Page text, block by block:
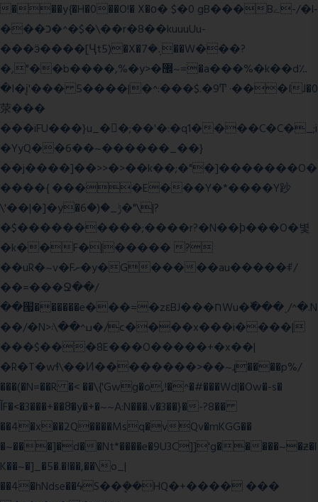
���y{�H�0��O!� X�о� $�0 gB���Bے-/�l-
���כ�^�$�\��r�8��kuuuUu-
���ӭ����[Ҷt5)�X�܉�7��W���?
�,"��b����,%�y>�޼~=�a���%�k��d؉
�I�į'��� 5����|�^:���$.�9Ͳ ·���IJ�0
荥���
���iFU���}u_��;��'�:�q1����C�C�_;i
�YyQ��6��~������_��}
��j����]��>>�>��k��;�"�]�������O�
����{ ����E���Y�*����Y䟞
\'��|�]�y�ݱ_�(�6�"\|?
�$����������;����r?�N��ϸ���O�볓
�k��F�|����� ?
��uR�~v�Fށ�y�G�����au�����ꑷ/
��=���Ջ��/
��՗������e���=�zεBJ���חWu�߰���˯/^�.N
��/�N>ߎ^��\܃�/c����x���i����|
���$���ܿ8E���O�����+�x��|
�R�T�wɬ\� �И��������>��~ɻ����p%/
���(�N=��R �< ��\{'Gwg�o,!�^�#���Wd|�Ow�-s�
ĬF�<�3���+��8ͣ�y�+�~~A:N���.v�3��}�-?8��
��4�x��2Q����Msq�vQv�mKGG��
�~���]�d��Nt*����e�9U3C]]'g�����~�ƶ�l
K��~�]_�5�.�I��,��\o_|
��4�hNdse��ϟS��ܷ��HQ�+���� ���